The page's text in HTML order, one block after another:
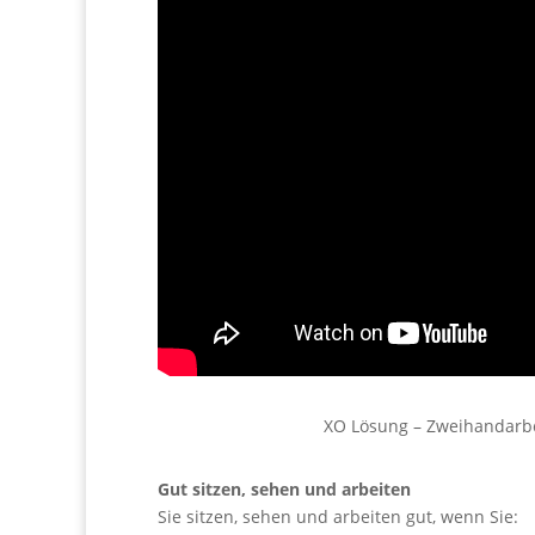
XO Lösung –
Gut sitzen, sehen und arbeiten
Sie sitzen, sehen und arbeiten gut, wenn Sie: